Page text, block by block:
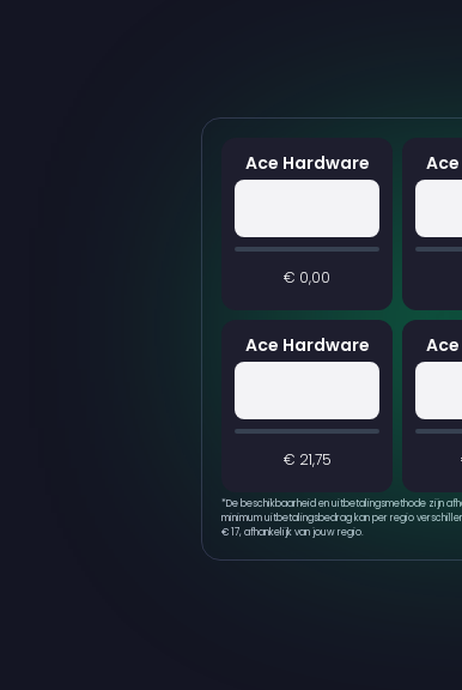
Ace Hardware
€ 0,00
Ace Hardware
€ 21,75
*De beschikbaarheid en uitbetalingsmethode zijn
minimum uitbetalingsbedrag kan per regio
€ 17, afhankelijk van jouw regio.